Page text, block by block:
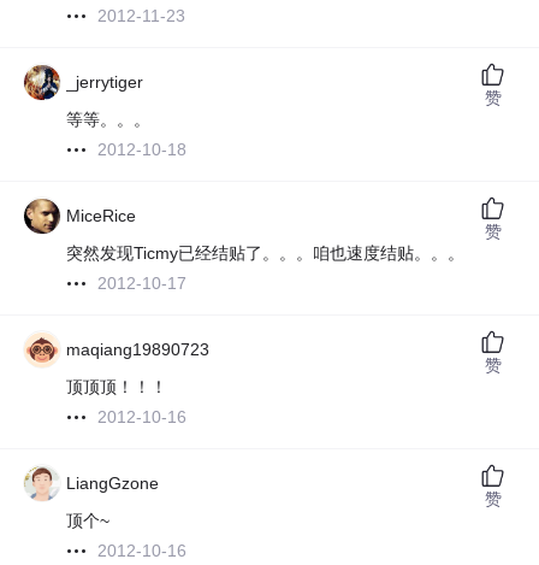
2012-11-23
_jerrytiger
等等。。。
2012-10-18
赞
MiceRice
突然发现Ticmy已经结贴了。。。咱也速度结贴。。。
2012-10-17
赞
maqiang19890723
顶顶顶！！！
2012-10-16
赞
LiangGzone
顶个~
2012-10-16
赞